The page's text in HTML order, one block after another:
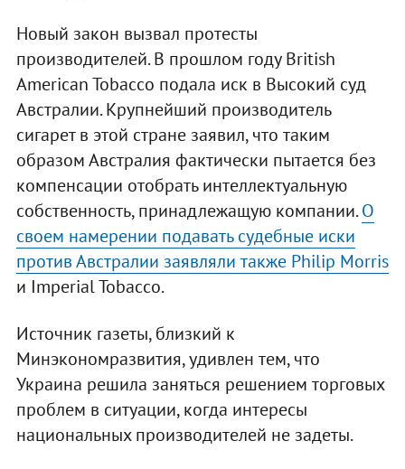
Новый закон вызвал протесты
производителей. В прошлом году British
American Tobacco подала иск в Высокий суд
Австралии. Крупнейший производитель
сигарет в этой стране заявил, что таким
образом Австралия фактически пытается без
компенсации отобрать интеллектуальную
собственность, принадлежащую компании.О
своем намерении подавать судебные иски
против Австралии заявляли также Philip Morris
и Imperial Tobacco.
Источник газеты, близкий к
Минэкономразвития, удивлен тем, что
Украина решила заняться решением торговых
проблем в ситуации, когда интересы
национальных производителей не задеты.